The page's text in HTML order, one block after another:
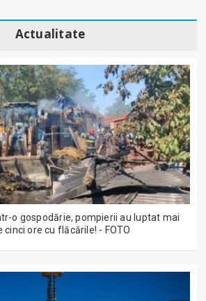
Actualitate
o gospodărie, pompierii au luptat mai
cinci ore cu flăcările! - FOTO